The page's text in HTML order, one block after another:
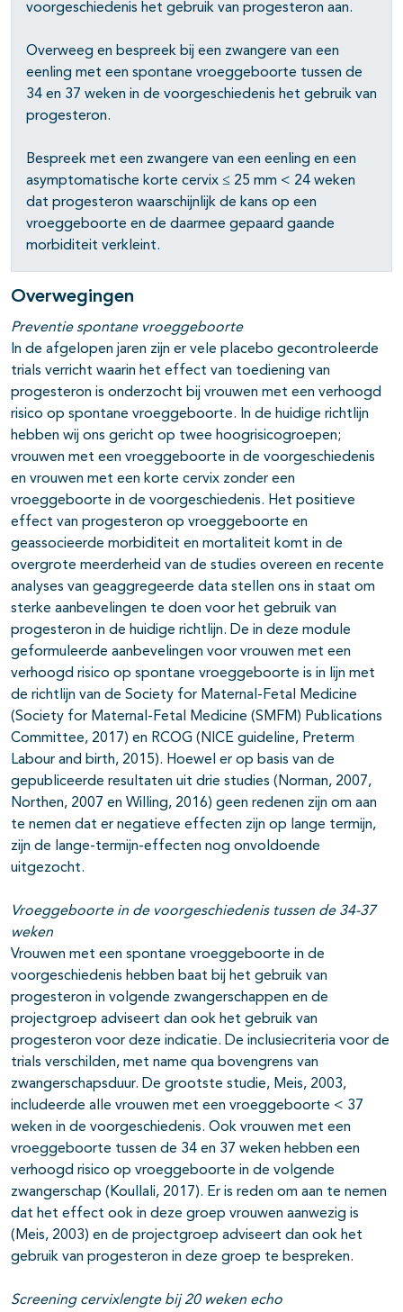
voorgeschiedenis het gebruik van progesteron aan.
Overweeg en bespreek bij een zwangere van een
eenling met een spontane vroeggeboorte tussen de
34 en 37 weken in de voorgeschiedenis het gebruik van
progesteron.
Bespreek met een zwangere van een eenling en een
asymptomatische korte cervix ≤ 25 mm < 24 weken
dat progesteron waarschijnlijk de kans op een
vroeggeboorte en de daarmee gepaard gaande
morbiditeit verkleint.
Overwegingen
Preventie spontane vroeggeboorte
In de afgelopen jaren zijn er vele placebo gecontroleerde
trials verricht waarin het effect van toediening van
progesteron is onderzocht bij vrouwen met een verhoogd
risico op spontane vroeggeboorte. In de huidige richtlijn
hebben wij ons gericht op twee hoogrisicogroepen;
vrouwen met een vroeggeboorte in de voorgeschiedenis
en vrouwen met een korte cervix zonder een
vroeggeboorte in de voorgeschiedenis. Het positieve
effect van progesteron op vroeggeboorte en
geassocieerde morbiditeit en mortaliteit komt in de
overgrote meerderheid van de studies overeen en recente
analyses van geaggregeerde data stellen ons in staat om
sterke aanbevelingen te doen voor het gebruik van
progesteron in de huidige richtlijn. De in deze module
geformuleerde aanbevelingen voor vrouwen met een
verhoogd risico op spontane vroeggeboorte is in lijn met
de richtlijn van de Society for Maternal-Fetal Medicine
(Society for Maternal-Fetal Medicine (SMFM) Publications
Committee, 2017) en RCOG (NICE guideline, Preterm
Labour and birth, 2015). Hoewel er op basis van de
gepubliceerde resultaten uit drie studies (Norman, 2007,
Northen, 2007 en Willing, 2016) geen redenen zijn om aan
te nemen dat er negatieve effecten zijn op lange termijn,
zijn de lange-termijn-effecten nog onvoldoende
uitgezocht.
Vroeggeboorte in de voorgeschiedenis tussen de 34-37
weken
Vrouwen met een spontane vroeggeboorte in de
voorgeschiedenis hebben baat bij het gebruik van
progesteron in volgende zwangerschappen en de
projectgroep adviseert dan ook het gebruik van
progesteron voor deze indicatie. De inclusiecriteria voor de
trials verschilden, met name qua bovengrens van
zwangerschapsduur. De grootste studie, Meis, 2003,
includeerde alle vrouwen met een vroeggeboorte < 37
weken in de voorgeschiedenis. Ook vrouwen met een
vroeggeboorte tussen de 34 en 37 weken hebben een
verhoogd risico op vroeggeboorte in de volgende
zwangerschap (Koullali, 2017). Er is reden om aan te nemen
dat het effect ook in deze groep vrouwen aanwezig is
(Meis, 2003) en de projectgroep adviseert dan ook het
gebruik van progesteron in deze groep te bespreken.
Screening cervixlengte bij 20 weken echo